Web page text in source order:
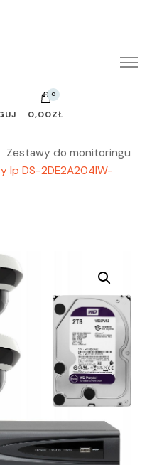
0
0,00ZŁ
Zestawy do monitoringu
Ip DS-2DE2A204IW-